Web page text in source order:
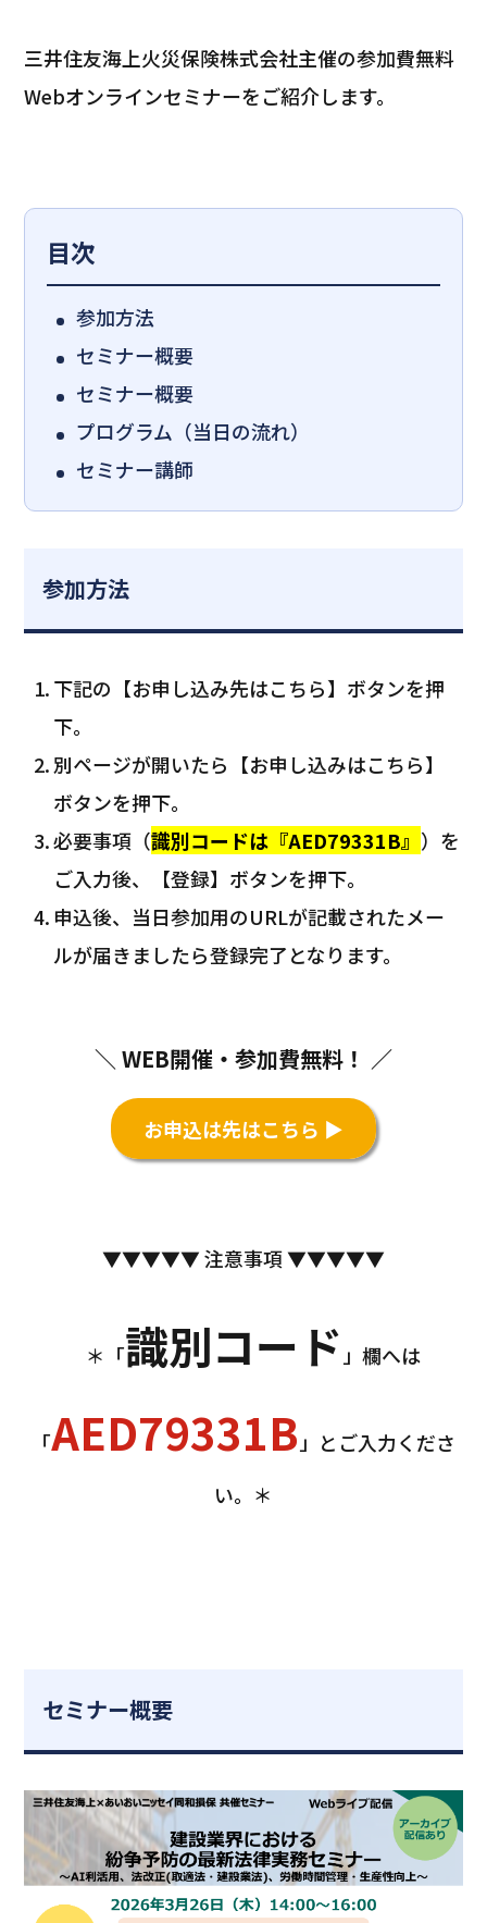
三井住友海上火災保険株式会社主催の参加費無料
Webオンラインセミナーをご紹介します。
目次
参加方法
セミナー概要
セミナー概要
プログラム（当日の流れ）
セミナー講師
参加方法
下記の【お申し込み先はこちら】ボタンを押
下。
別ページが開いたら【お申し込みはこちら】
ボタンを押下。
必要事項（識別コードは『AED79331B』 ）を
ご入力後、【登録】ボタンを押下。
申込後、当日参加用のURLが記載されたメー
ルが届きましたら登録完了となります。
＼ WEB開催・参加費無料！ ／
お申込は先はこちら ▶
▼▼▼▼▼ 注意事項 ▼▼▼▼▼
＊「識別コード」欄へは
「AED79331B」とご入力くださ
い。＊
セミナー概要